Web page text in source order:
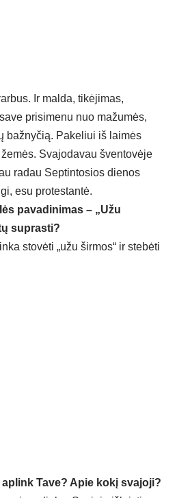
Ir malda, tikėjimas,
prisimenu nuo mažumės,
bažnyčią. Pakeliui iš laimės
Svajodavau šventovėje
radau Septintosios dienos
esu protestantė.
pavadinimas – „Užu
suprasti?
stovėti „užu širmos“ ir stebėti
aplink Tave? Apie kokį svajoji?